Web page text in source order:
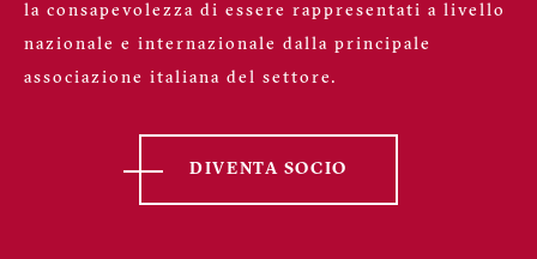
la consapevolezza di essere rappresentati a livello
nazionale e internazionale dalla principale
associazione italiana del settore.
DIVENTA SOCIO